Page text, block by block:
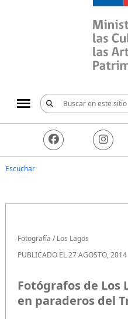
Ministerio
Escuchar
Fotografía /Los Lagos
PUBLICADO EL 27 AGOSTO, 2014
Fotógrafos de Los
en paraderos del